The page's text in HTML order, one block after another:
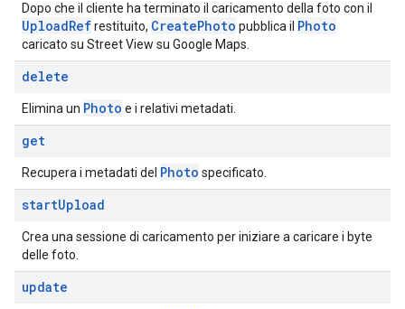
Dopo che il cliente ha terminato il caricamento della foto con il
UploadRefrestituito, CreatePhoto pubblica il Photo
caricato su Street View su Google Maps.
delete
Elimina un Photo e i relativi metadati.
get
Recupera i metadati del Photo specificato.
startUpload
Crea una sessione di caricamento per iniziare a caricare i byte
delle foto.
update